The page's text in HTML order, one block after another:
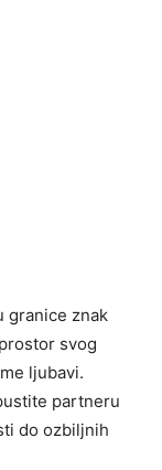
granice znak
svog
ljubavi.
partneru
do ozbiljnih